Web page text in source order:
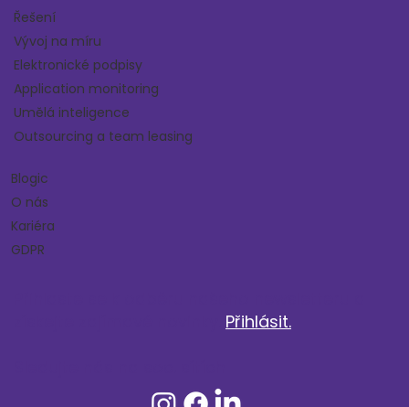
Řešení
Vývoj na míru
Elektronické podpisy
Application monitoring
Outsourcing a team leasing
Umělá inteligence
Blogic
O nás
Kariéra
GDPR
Přihlásit.